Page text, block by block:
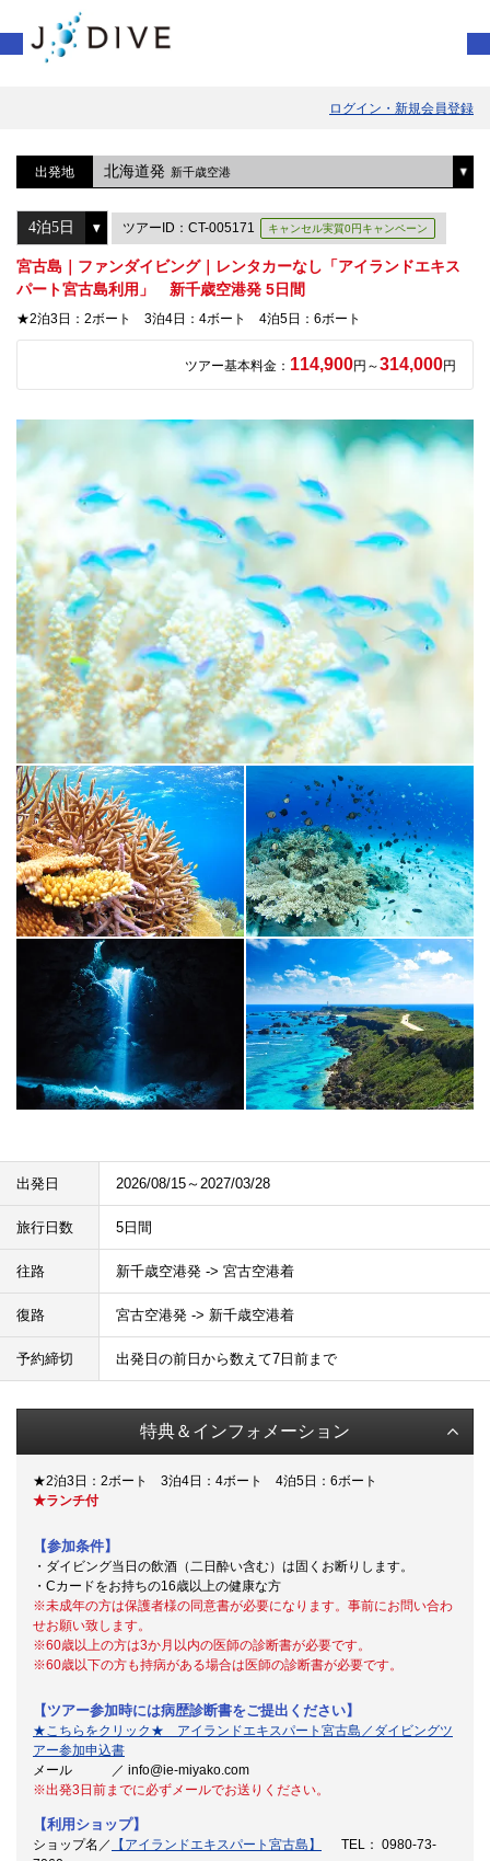
ログイン・新規会員登録
出発地 北海道発 新千歳空港
ツアーID：CT-005171 キャンセル実質0円キャンペーン
宮古島｜ファンダイビング｜レンタカーなし「アイランドエキス
パート宮古島利用」 新千歳空港発 5日間
★2泊3日：2ボート 3泊4日：4ボート 4泊5日：6ボート
ツアー基本料金： 114,900円～314,000円
出発日 2026/08/15～2027/03/28
旅行日数 5日間
往路 新千歳空港発 -> 宮古空港着
復路 宮古空港発 -> 新千歳空港着
予約締切 出発日の前日から数えて7日前まで
特典＆インフォメーション
★2泊3日：2ボート 3泊4日：4ボート 4泊5日：6ボート
★ランチ付
【参加条件】
・ダイビング当日の飲酒（二日酔い含む）は固くお断りします。
・Cカードをお持ちの16歳以上の健康な方
※未成年の方は保護者様の同意書が必要になります。事前にお問い合わ
せお願い致します。
※60歳以上の方は3か月以内の医師の診断書が必要です。
※60歳以下の方も持病がある場合は医師の診断書が必要です。
【ツアー参加時には病歴診断書をご提出ください】
★こちらをクリック★ アイランドエキスパート宮古島／ダイビングツ
アー参加申込書
メール ／ info@ie-miyako.com
※出発3日前までに必ずメールでお送りください。
【利用ショップ】
ショップ名／ 【アイランドエキスパート宮古島】
TEL： 0980-73-